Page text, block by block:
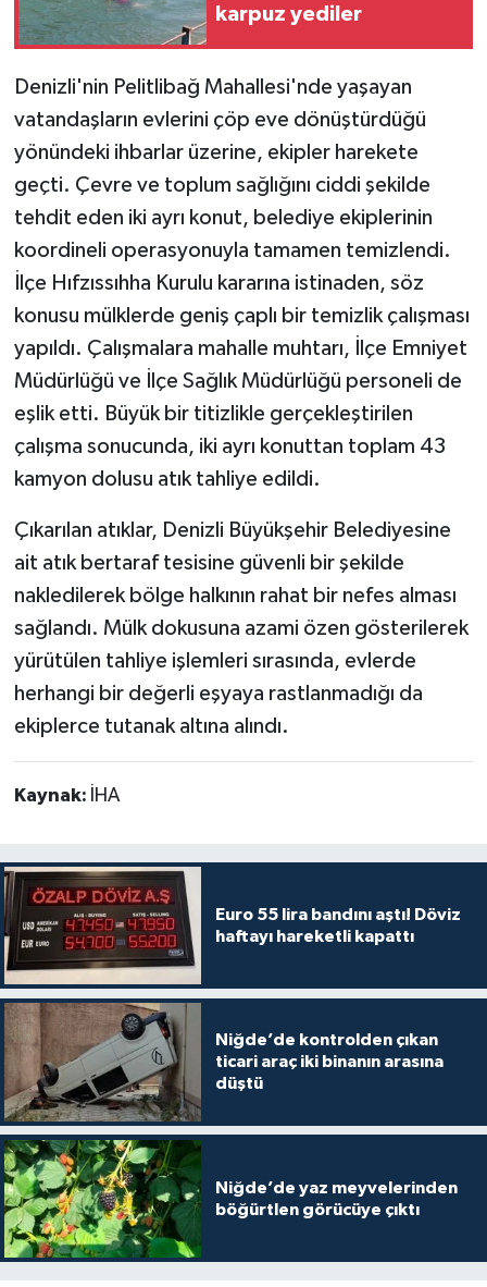
karpuz yediler
Denizli'nin Pelitlibağ Mahallesi'nde yaşayan
vatandaşların evlerini çöp eve dönüştürdüğü
yönündeki ihbarlar üzerine, ekipler harekete
geçti. Çevre ve toplum sağlığını ciddi şekilde
tehdit eden iki ayrı konut, belediye ekiplerinin
koordineli operasyonuyla tamamen temizlendi.
İlçe Hıfzıssıhha Kurulu kararına istinaden, söz
konusu mülklerde geniş çaplı bir temizlik çalışması
yapıldı. Çalışmalara mahalle muhtarı, İlçe Emniyet
Müdürlüğü ve İlçe Sağlık Müdürlüğü personeli de
eşlik etti. Büyük bir titizlikle gerçekleştirilen
çalışma sonucunda, iki ayrı konuttan toplam 43
kamyon dolusu atık tahliye edildi.
Çıkarılan atıklar, Denizli Büyükşehir Belediyesine
ait atık bertaraf tesisine güvenli bir şekilde
nakledilerek bölge halkının rahat bir nefes alması
sağlandı. Mülk dokusuna azami özen gösterilerek
yürütülen tahliye işlemleri sırasında, evlerde
herhangi bir değerli eşyaya rastlanmadığı da
ekiplerce tutanak altına alındı.
Kaynak: İHA
Euro 55 lira bandını aştı! Döviz
haftayı hareketli kapattı
Niğde’de kontrolden çıkan
ticari araç iki binanın arasına
düştü
Niğde’de yaz meyvelerinden
böğürtlen görücüye çıktı